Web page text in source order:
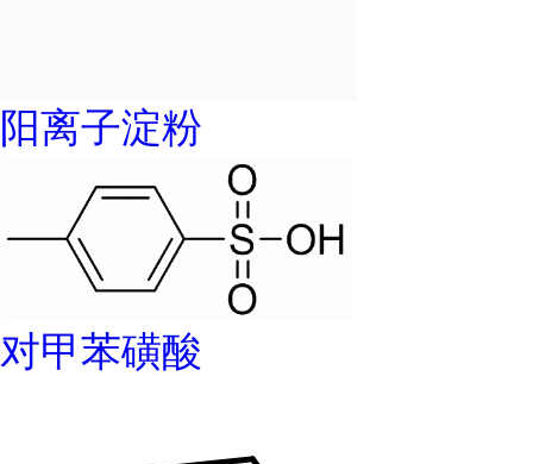
阳离子淀粉
对甲苯磺酸